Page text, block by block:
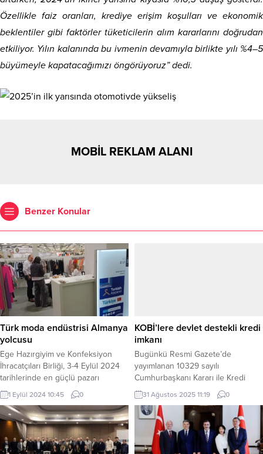
Özellikle faiz oranları, krediye erişim koşulları ve ekonomik
beklentiler gibi faktörler tüketicilerin alım kararlarını doğrudan
etkiliyor. Yılın kalanında bu ivmenin devamıyla birlikte yılı %4–5
büyümeyle kapatacağımızı öngörüyoruz” dedi.
MOBİL REKLAM ALANI
Benzer Konular
Türk moda endüstrisi Almanya
yolcusu
Ege Hazırgiyim ve Konfeksiyon
İhracatçıları Birliği, 3-4 Eylül 2024
tarihlerinde en güçlü pazarı
Almanya’da ikinci edisyonu
gerçekleşecek Munich Fabric Start
the Source fuarına Türkiye Milli
Katılım Organizasyonunu
gerçekleştirecek. İZMİR (İGFA) –
Ege Hazırgiyim ve Konfeksiyon
1 Eylül 2024 10:45 0
KOBİ’lere devlet destekli kredi
imkanı
Bugünkü Resmi Gazete’de
yayımlanan 10329 sayılı
Cumhurbaşkanı Kararı ile Kredi
Garanti Kurumlarına Sağlanan
Hazine Desteği Kararı’nda
değişiklik yapıldı. Yeni düzenleme
ile KOBİ tanımına yeni giren
işletmelere kefalet limit avantajı
sağlandı. ANKARA (İGFA) – Resmi
31 Ağustos 2025 11:19 0